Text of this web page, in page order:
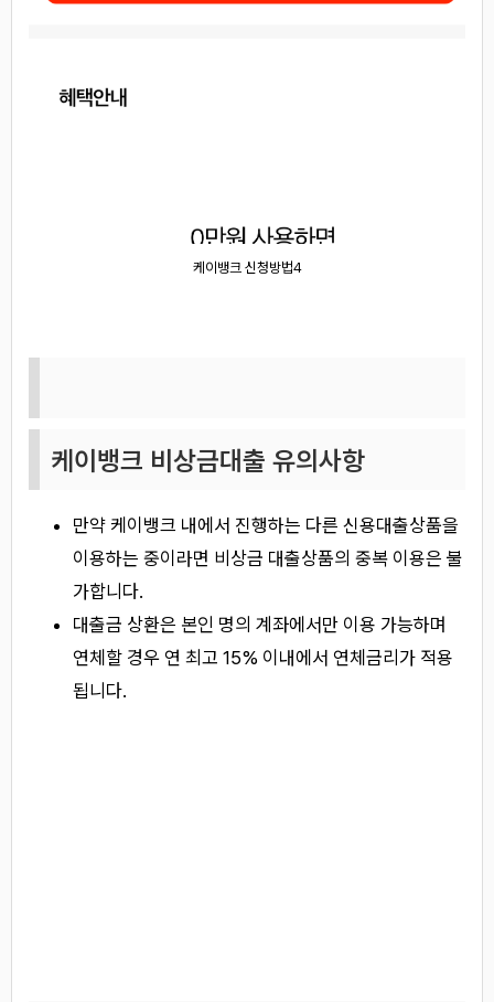
케이뱅크 신청방법4
케이뱅크 비상금대출 유의사항
만약 케이뱅크 내에서 진행하는 다른 신용대출상품을
이용하는 중이라면 비상금 대출상품의 중복 이용은 불
가합니다.
대출금 상환은 본인 명의 계좌에서만 이용 가능하며
연체할 경우 연 최고 15% 이내에서 연체금리가 적용
됩니다.